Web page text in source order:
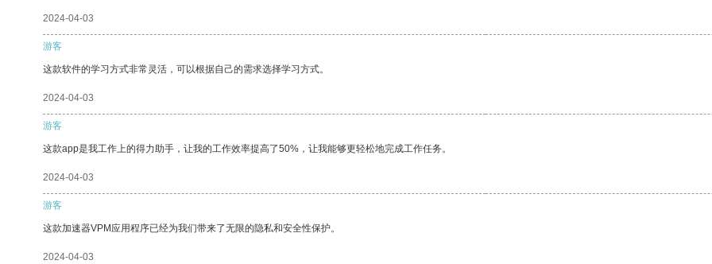
2024-04-03
游客
这款软件的学习方式非常灵活，可以根据自己的需求选择学习方式。
2024-04-03
游客
这款app是我工作上的得力助手，让我的工作效率提高了50%，让我能够更轻松地完成工作任务。
2024-04-03
游客
这款加速器VPM应用程序已经为我们带来了无限的隐私和安全性保护。
2024-04-03